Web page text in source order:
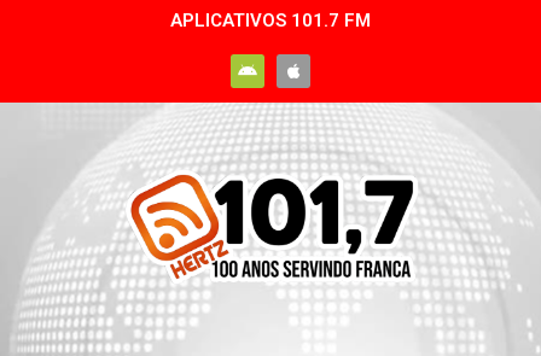
APLICATIVOS 101.7 FM